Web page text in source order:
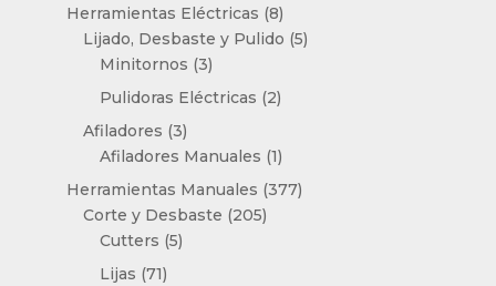
Herramientas Eléctricas 88
productos
Lijado, Desbaste y Pulido 55
Minitornos 33
productos
Pulidoras Eléctricas 22
Afiladores 33
productos
Afiladores Manuales 11
producto
Herramientas Manuales 377377
Corte y Desbaste 205205
Cutters 55
Lijas 7171